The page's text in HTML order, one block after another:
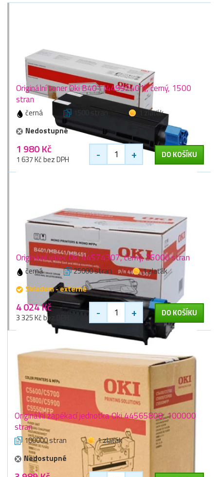
Originální toner Oki B401 (44992401), černý, 1500
stran
černá 1500 stran
1 zlaťák
Nedostupné
1 980 Kč
1 637 Kč bez DPH - + DO KOŠÍKU
Originální válec Oki 44574307, černý, 25000 stran
černá 25000 stran
1 zlaťák
Skladem - externě
4 024 Kč
3 325 Kč bez DPH - + DO KOŠÍKU
Originální zapékací jednotka Oki 44565808, 100000
stran
100000 stran
1 zlaťák
Nedostupné